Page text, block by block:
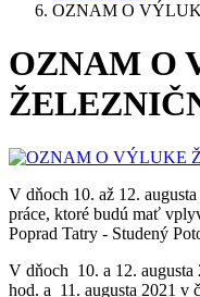
OZNAM O
OZNAM O
V dňoch 10. až 12.
práce, ktoré budú mať
Poprad Tatry - Studený
V dňoch 10. a 12. augusta
hod. a 11. augusta 2021 v